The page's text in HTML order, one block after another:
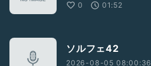
0
01:52
ソルフェ42
2026-08-05 08:00:36